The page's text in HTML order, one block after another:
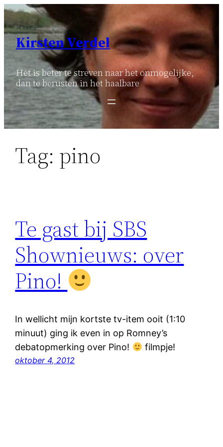
Ga
naar
inhoud
Kirsten Verdel
Het is beter te streven naar het onmogelijke,
dan te berusten in het haalbare
Tag: pino
Te gast bij SBS
Shownieuws: over
Pino!
In wellicht mijn kortste tv-item ooit (1:10
minuut) ging ik even in op Romney’s
debatopmerking over Pino!
filmpje!
oktober 4, 2012